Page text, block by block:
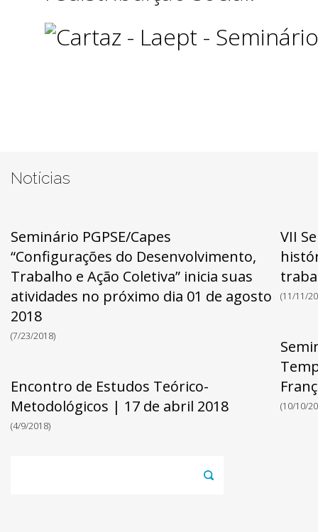
Notícias
Seminário PGPSE/Capes
“Configurações do Desenvolvimento,
Trabalho e Ação Coletiva” inicia suas
atividades no próximo dia 01 de agosto
2018
(7/23/2018)
Encontro de Estudos Teórico-
Metodológicos | 17 de abril 2018
(4/9/2018)
VII
(11/11/
(10/10/